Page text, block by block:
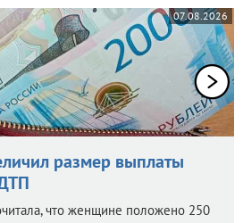
07.08.2026
размер выплаты
что женщине положено 250